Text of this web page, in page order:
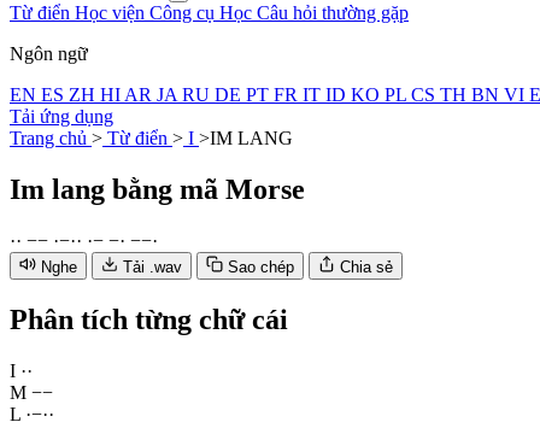
Từ điển Học viện Công cụ Học Câu hỏi thường gặp
Ngôn ngữ
EN ES ZH HI AR JA RU DE PT FR IT ID KO PL CS TH BN VI
Tải ứng dụng
Trang chủ > Từ điển > I >IM LANG
Im lang bằng mã Morse
·· −− ·−·· ·− −· −−·
Nghe Tải .wav Sao chép Chia sẻ
Phân tích từng chữ cái
I ··
M −−
L ·−··